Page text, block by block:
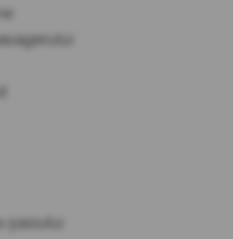
șasiului